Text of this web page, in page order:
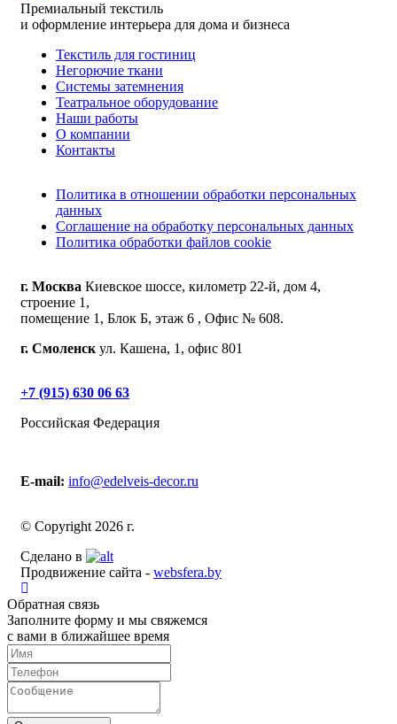
Премиальный текстиль
и оформление интерьера для дома и бизнеса
Текстиль для гостиниц
Негорючие ткани
Системы затемнения
Театральное оборудование
Наши работы
О компании
Контакты
Политика в отношении обработки персональных
данных
Соглашение на обработку персональных данных
Политика обработки файлов cookie
г. Москва Киевское шоссе, километр 22-й, дом 4,
строение 1,
помещение 1, Блок Б, этаж 6 , Офис № 608.
г. Смоленскул. Кашена, 1, офис 801
+7 (915) 630 06 63
Российская Федерация
E-mail: info@edelveis-decor.ru
© Copyright 2026 г.
Сделано в
Продвижение сайта - websfera.by
Обратная связь
Заполните форму и мы свяжемся
с вами в ближайшее время